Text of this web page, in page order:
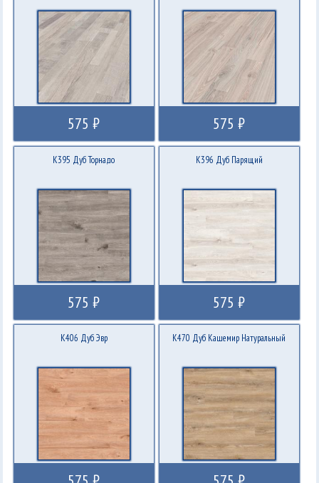
575 ₽ 575 ₽
K395 Дуб Торнадо
575 ₽
K396 Дуб Парящий
575 ₽
K406 Дуб Эвр K470 Дуб Кашемир Натуральный